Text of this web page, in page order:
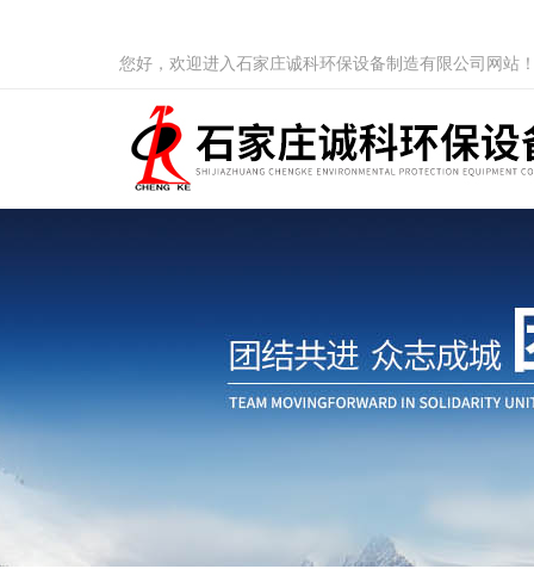
您好，欢迎进入石家庄诚科环保设备制造有限公司网站